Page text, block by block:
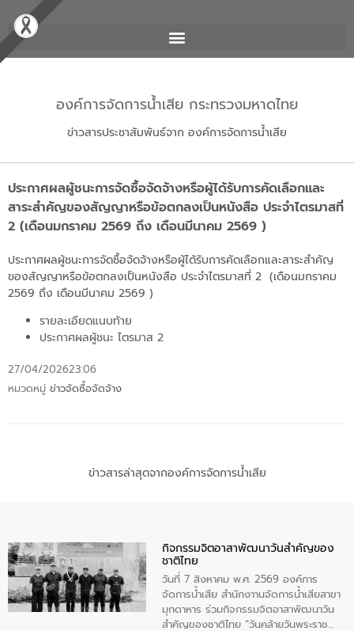
องค์การจัดการน้ำเสีย กระทรวงมหาดไทย
ข่าวสารประชาสัมพันธ์จาก องค์การจัดการน้ำเสีย
ประกาศผลผู้ชนะการจัดซื้อจัดจ้างหรือผู้ได้รับการคัดเลือกและ
สาระสำคัญของสัญญาหรือข้อตกลงเป็นหนังสือ ประจำไตรมาสที่
2 (เดือนมกราคม 2569 ถึง เดือนมีนาคม 2569 )
ประกาศผลผู้ชนะการจัดซื้อจัดจ้างหรือผู้ได้รับการคัดเลือกและสาระสำคัญ
ของสัญญาหรือข้อตกลงเป็นหนังสือ ประจำไตรมาสที่ 2 (เดือนมกราคม
2569 ถึง เดือนมีนาคม 2569 )
รายละเอียดแนบท้าย
ประกาศผลผู้ชนะ ไตรมาส 2
27/04/202623:06
หมวดหมู่ ข่าวจัดซื้อจัดจ้าง
ข่าวสารล่าสุดจากองค์การจัดการน้ำเสีย
กิจกรรมจิตอาสาพัฒนาวันสําคัญของ
ชาติไทย
วันที่ 7 สิงหาคม พ.ศ. 2569 องค์การ
จัดการน้ำเสีย สำนักงาานจัดการน้ำเสียสาขา
มุกดาหาร ร่วมกิจกรรมจิตอาสาพัฒนาวัน
สําคัญของชาติไทย “วันคล้ายวันพระราช